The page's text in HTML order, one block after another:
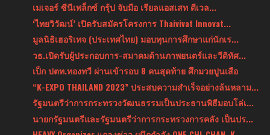
เมเจอร์ ซีนีเพล็กซ์ กรุ้ป จับมือ เรียลแอสเสท ดีเวล...
‘ไทยวิวัฒน์’ เปิดรับสมัครโครงการ Thaivivat Innovat...
มูลนิธิเฮอริเทจ (ประเทศไทย) มอบทุนการศึกษาแก่นักเร...
วธ.เปิดรับผู้ประกอบการ-สมาคมด้านภาพยนตร์และวีดิทัศ...
เป็ก ปตท.ทองทวี ผ่านเข้ารอบ 8 คนสุดท้าย ศึกมวยปูนเสือ
“K-EXPO THAILAND 2023” ประสบความสำเร็จอย่างล้นหลาม...
รัฐมนตรีว่าการกระทรวงวัฒนธรรมเป็นประธานพิธีมอบโล่เ...
นายกรัฐมนตรีและรัฐมนตรีว่าการกระทรวงการคลัง เป็นปร...